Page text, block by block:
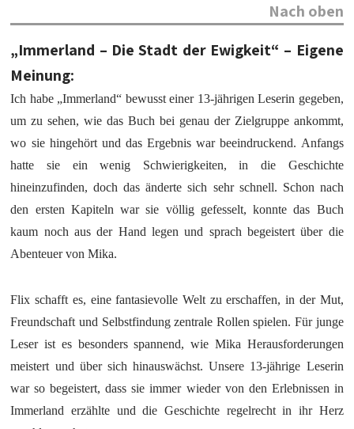
Nach oben
„Immerland – Die Stadt der Ewigkeit“ – Eigene
Meinung:
Ich habe „Immerland“ bewusst einer 13-jährigen Leserin gegeben,
um zu sehen, wie das Buch bei genau der Zielgruppe ankommt,
wo sie hingehört und das Ergebnis war beeindruckend. Anfangs
hatte sie ein wenig Schwierigkeiten, in die Geschichte
hineinzufinden, doch das änderte sich sehr schnell. Schon nach
den ersten Kapiteln war sie völlig gefesselt, konnte das Buch
kaum noch aus der Hand legen und sprach begeistert über die
Abenteuer von Mika.
Flix schafft es, eine fantasievolle Welt zu erschaffen, in der Mut,
Freundschaft und Selbstfindung zentrale Rollen spielen. Für junge
Leser ist es besonders spannend, wie Mika Herausforderungen
meistert und über sich hinauswächst. Unsere 13-jährige Leserin
war so begeistert, dass sie immer wieder von den Erlebnissen in
Immerland erzählte und die Geschichte regelrecht in ihr Herz